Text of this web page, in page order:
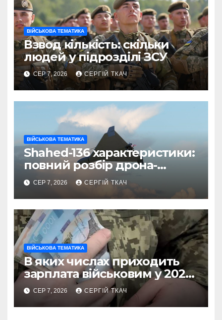
ВІЙСЬКОВА ТЕМАТИКА
Взвод кількість: скільки
людей у підрозділі ЗСУ
СЕР 7, 2026 СЕРГІЙ ТКАЧ
ВІЙСЬКОВА ТЕМАТИКА
Shahed-136 характеристики:
повний розбір дрона-
камікадзе
СЕР 7, 2026 СЕРГІЙ ТКАЧ
ВІЙСЬКОВА ТЕМАТИКА
В яких числах приходить
зарплата військовим у 2026
році
СЕР 7, 2026 СЕРГІЙ ТКАЧ